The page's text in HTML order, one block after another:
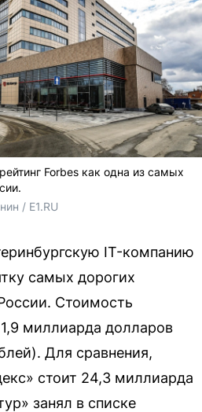
Forbes как одна из самых
/ E1.RU
IT-компанию
самых дорогих
Стоимость
миллиарда долларов
Для сравнения,
стоит 24,3 миллиарда
занял в списке